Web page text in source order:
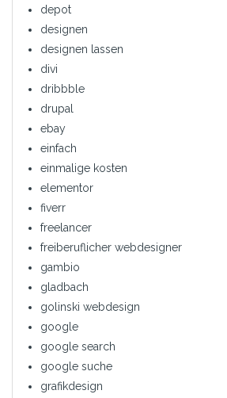
depot
designen
designen lassen
divi
dribbble
drupal
ebay
einfach
einmalige kosten
elementor
fiverr
freelancer
freiberuflicher webdesigner
gambio
gladbach
golinski webdesign
google
google search
google suche
grafikdesign